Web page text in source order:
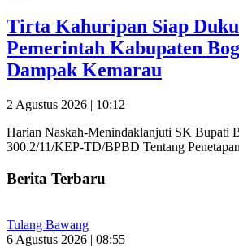
Tirta Kahuripan Siap
Pemerintah Kabupaten
Dampak Kemarau
2 Agustus 2026 | 10:12
Harian Naskah-Menindaklanjuti SK Bupati
300.2/11/KEP-TD/BPBD Tentang
Berita Terbaru
Tulang Bawang
6 Agustus 2026 | 08:55